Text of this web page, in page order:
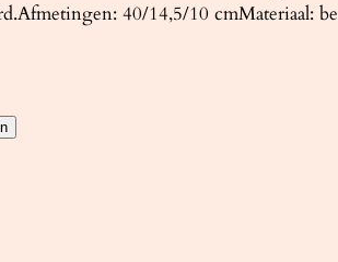
40/14,5/10 cmMateriaal: